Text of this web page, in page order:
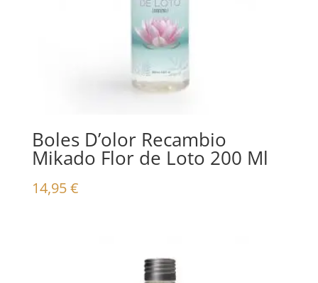
Boles D’olor Recambio
Mikado Flor de Loto 200 Ml
14,95€